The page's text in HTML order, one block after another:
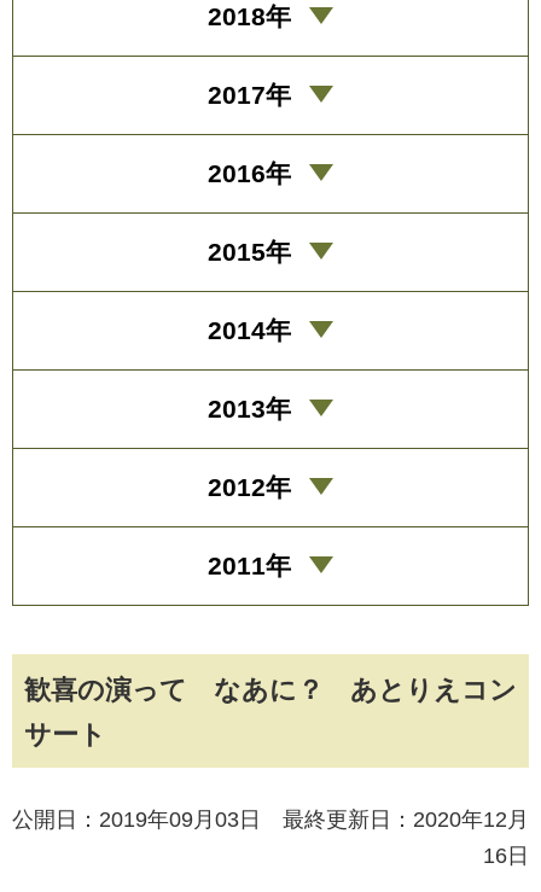
歓喜の演って なあに？ あとりえコン
サート
公開日：2019年09月03日 最終更新日：2020年12月
16日
2018年
2017年
2016年
2015年
2014年
2013年
2012年
2011年